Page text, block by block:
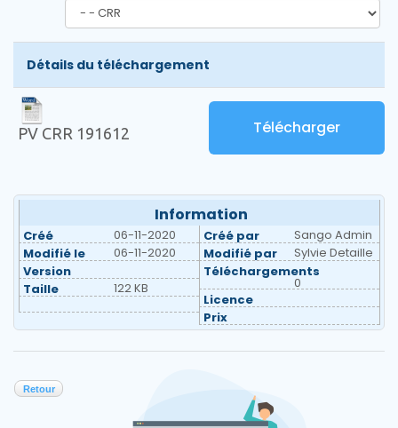
Détails du téléchargement
PV CRR 191612 Télécharger
Information
Créé
06-11-2020
Modifié le
06-11-2020
Version
Taille
122 KB
Créé par
Sango Admin
Modifié par
Sylvie Detaille
Téléchargements
0
Licence
Prix
Retour